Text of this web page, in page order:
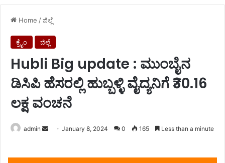
Home /ಜಿಲ್ಲೆ
ಕ್ರೈಂ ಜಿಲ್ಲೆ
Hubli Big update : ಮುಂಬೈನ
ಡಿಸಿಪಿ ಹೆಸರಲ್ಲಿ ಹುಬ್ಬಳ್ಳಿ ವೈದ್ಯನಿಗೆ ₹30.16
ಲಕ್ಷ ವಂಚನೆ
admin
Send January 8, 2024 0 165 Less than a minute